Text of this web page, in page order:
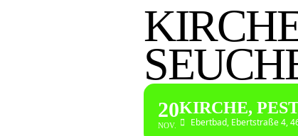
20
NOV.
KIRCHE,
Ebertbad, Ebertstraße 4,